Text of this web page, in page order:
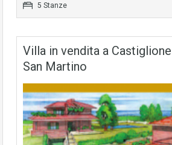
5 Stanze
Villa in vendita a
San Martino